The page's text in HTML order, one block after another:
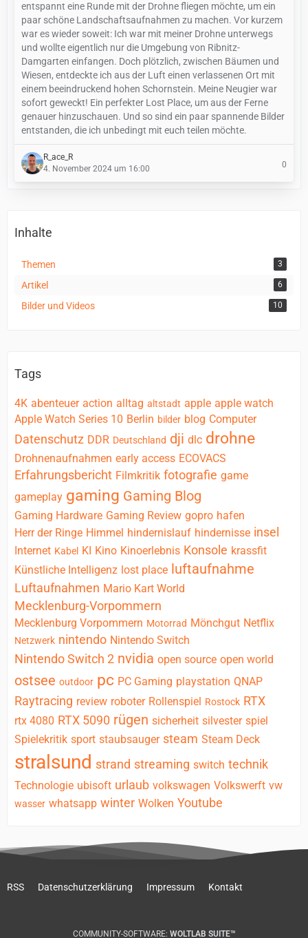
entspannt eine Runde mit der Drohne fliegen möchte, um ein
paar schöne Landschaftsaufnahmen zu machen. Vor kurzem
war es wieder soweit: Ich war mit meiner Drohne unterwegs
und wollte eigentlich nur die Umgebung von Ribnitz-
Damgarten einfangen. Doch plötzlich, zwischen Bäumen und
Wiesen, entdeckte ich aus der Luft einen verlassenen Ort mit
einem beeindruckend hohen Schornstein. Meine Neugier war
sofort geweckt! Ein perfekter Lost Place, um aus der Ferne
genauer hinzuschauen. Und so sind ein paar spannende Bilder
entstanden, die ich unbedingt mit euch teilen möchte.
R_ace_R
4. November 2024 um 16:00
0
Inhalte
Themen 3
Artikel 6
Bilder und Videos 10
Tags
4K abenteuer action alltag altstadt apple apple watch
Apple Watch Series 10 Berlin bilder blog Computer
Datenschutz DDR Deutschland dji dlc drohne
Drohnenaufnahmen early access ECOVACS
Erfahrungsbericht Filmkritik fotografie game
gameplay gaming Gaming Blog
Gaming Hardware Gaming Review gopro hafen
Herr der Ringe Himmel hindernislauf hindernisse insel
Internet Kabel KI Kino Kinoerlebnis Konsole krassfit
Künstliche Intelligenz lost place luftaufnahme
Luftaufnahmen Mario Kart World
Mecklenburg-Vorpommern
Mecklenburg Vorpommern Motorrad Mönchgut Netflix
Netzwerk nintendo Nintendo Switch
Nintendo Switch 2 nvidia open source open world
ostsee outdoor pc PC Gaming playstation QNAP
Raytracing review roboter Rollenspiel Rostock RTX
rtx 4080 RTX 5090 rügen sicherheit silvester spiel
Spielekritik sport staubsauger steam Steam Deck
stralsund strand streaming switch technik
Technologie ubisoft urlaub volkswagen Volkswerft vw
wasser whatsapp winter Wolken Youtube
RSS Datenschutzerklärung Impressum Kontakt
COMMUNITY-SOFTWARE: WOLTLAB SUITE™